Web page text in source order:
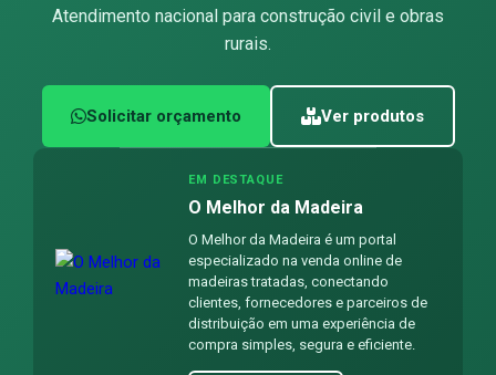
Atendimento nacional para construção civil e obras
rurais.
Solicitar orçamento Ver produtos
EM DESTAQUE
O Melhor da Madeira
O Melhor da Madeira é um portal
especializado na venda online de
madeiras tratadas, conectando
clientes, fornecedores e parceiros de
distribuição em uma experiência de
compra simples, segura e eficiente.